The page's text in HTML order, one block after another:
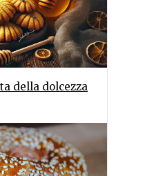
della dolcezza